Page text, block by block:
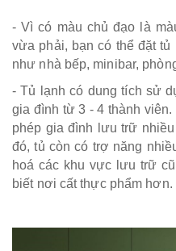
- Vì có màu chủ đạo là
vừa phải, bạn có thể đặt
như nhà bếp, minibar,
- Tủ lạnh có dung tích sử
gia đình từ 3 - 4 thành
phép gia đình lưu trữ
đó, tủ còn có trợ năng
hoá các khu vực lưu trữ
biết nơi cất thực phẩm hơn.